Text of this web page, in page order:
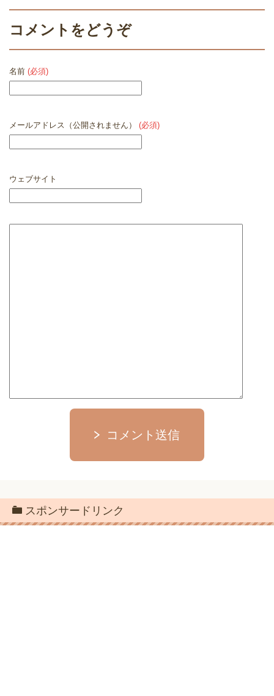
コメントをどうぞ
名前 (必須)
メールアドレス（公開されません） (必須)
ウェブサイト
コメント送信
スポンサードリンク